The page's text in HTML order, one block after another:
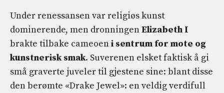
Under renessansen var religiøs kunst
dominerende, men dronningenElizabeth I
brakte tilbake cameoeni sentrum for mote og
kunstnerisk smak. Suverenen elsket faktisk å gi
små graverte juveler til gjestene sine: blant disse
den berømte «Drake Jewel»: en veldig verdifull